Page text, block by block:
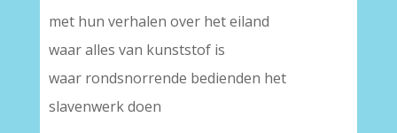
met hun verhalen over het eiland
waar alles van kunststof is
waar rondsnorrende bedienden het
slavenwerk doen